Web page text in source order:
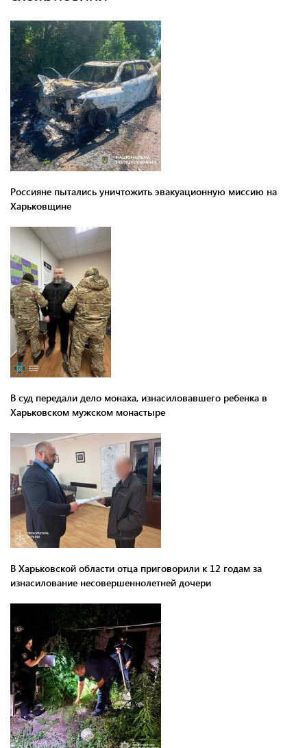
Россияне пытались уничтожить эвакуационную миссию на
Харьковщине
В суд передали дело монаха, изнасиловавшего ребенка в
Харьковском мужском монастыре
В Харьковской области отца приговорили к 12 годам за
изнасилование несовершеннолетней дочери